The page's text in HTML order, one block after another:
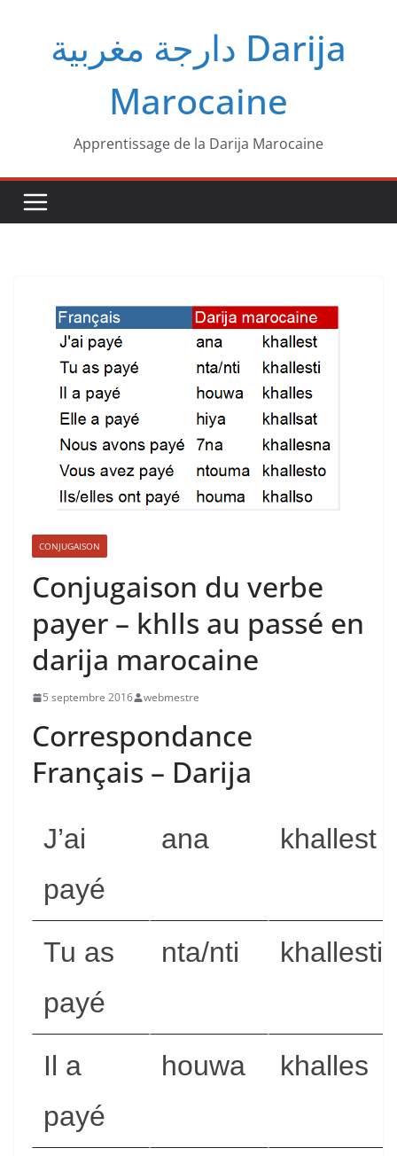
contenuدارجة مغربية‎ Darija
Marocaine
Apprentissage de la Darija Marocaine
CONJUGAISON
Conjugaison du verbe
payer – khlls au passé en
darija marocaine
5 septembre 2016 webmestre
Correspondance
Français – Darija
J’ai
payé
ana khallest
Tu as
payé
nta/nti khallesti
Il a
payé
houwa khalles